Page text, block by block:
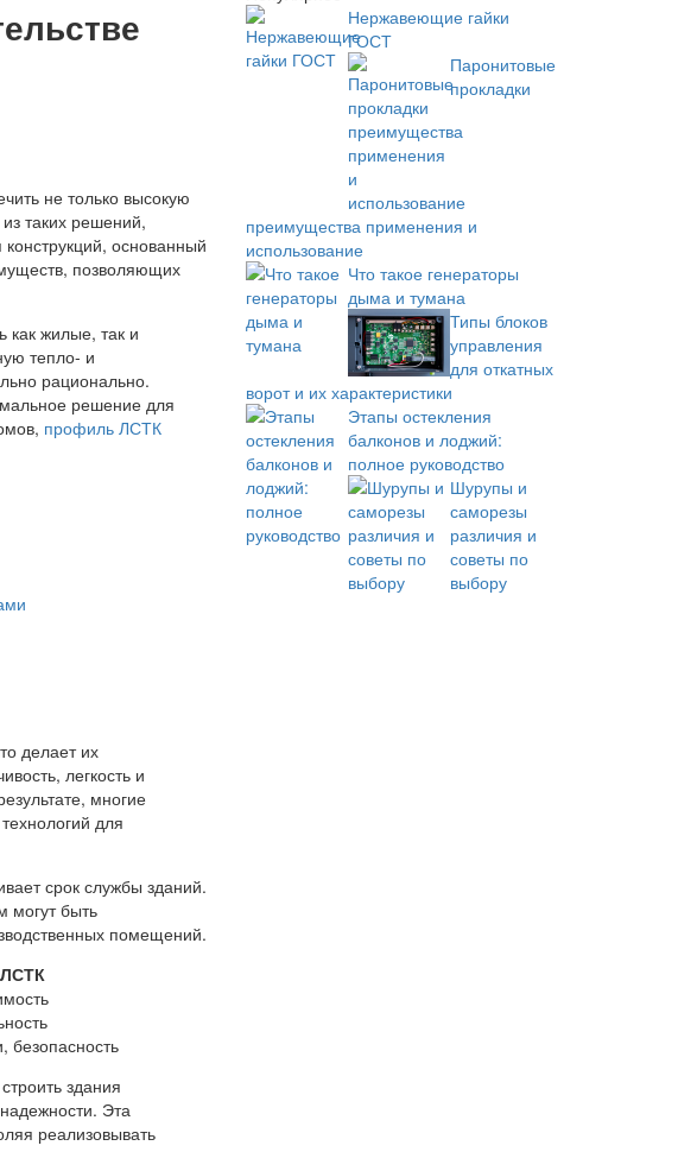
не только высокую
таких решений,
основанный
позволяющих
как жилые, так и
тепло- и
рационально.
решение для
профиль ЛСТК
делает их
легкость и
многие
для
срок службы зданий.
могут быть
помещений.
безопасность
здания
Эта
реализовывать
Нержавеющие гайки
ГОСТ
Паронитовые
прокладки
преимущества применения и
использование
Что такое генераторы
дыма и тумана
Типы блоков
управления
для откатных
ворот и их характеристики
Этапы остекления
балконов и лоджий:
полное руководство
Шурупы и
саморезы
различия и
советы по
выбору